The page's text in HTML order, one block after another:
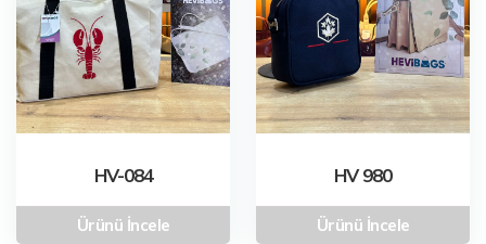
HV-084
Ürünü İncele
HV 980
Ürünü İncele